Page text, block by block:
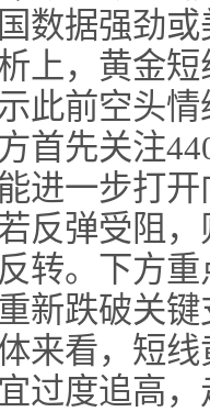
数据强劲
上，黄金
此前空头
首先关注
进一步打
反弹受阻
转。下方
新跌破关
来看，短
过度追高